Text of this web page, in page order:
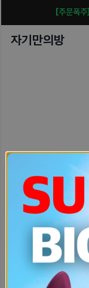
[주문폭주]
자기만의방